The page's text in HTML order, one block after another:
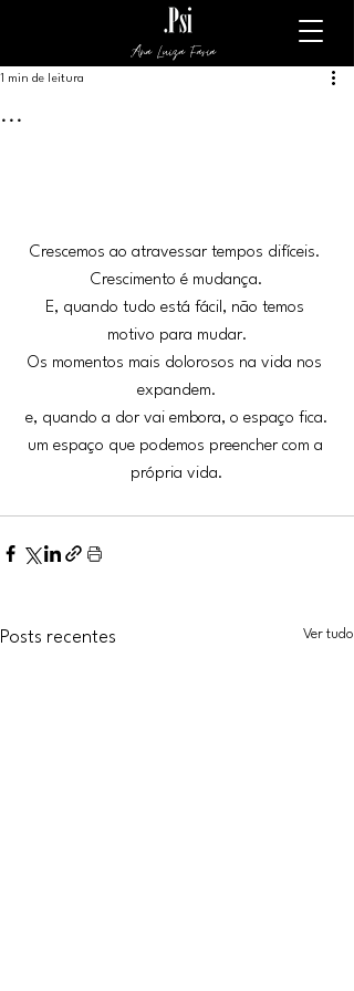
Ana Luiza Faria
...
1 min de leitura
Crescemos ao atravessar tempos difíceis.
Crescimento é mudança.
E, quando tudo está fácil, não temos
motivo para mudar.
Os momentos mais dolorosos na vida nos
expandem.
e, quando a dor vai embora, o espaço fica.
um espaço que podemos preencher com a
própria vida.
Posts recentes Ver tudo